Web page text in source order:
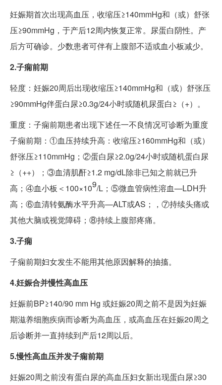
妊娠期首次出现高血压，收缩压≥140mmHg和（或）舒张
压≥90mmHg，于产后12周内恢复正常。尿蛋白阴性。产
后方可确诊。少数患者可伴有上腹部不适或血小板减少。
2.子痫前期
轻度：妊娠20周后出现收缩压≥140mmHg和（或）舒张压
≥90mmHg伴蛋白尿≥0.3g/24小时或随机尿蛋白≥（+）。
重度：子痫前期患者出现下述任一不良情况可诊断为重度
子痫前期：①血压持续升高：收缩压≥160mmHg和（或）
舒张压≥110mmHg；②蛋白尿≥2.0g/24小时或随机蛋白尿
≥（++）；③血清肌酐≥1.2 mg/dL除非已知之前就已升
高；④血小板＜100×109/L；⑤微血管病性溶血—LDH升
高；⑥血清转氨酶水平升高—ALT或AS；，⑦持续头痛或
其他大脑或视觉障碍；⑧持续上腹部疼痛。
3.子痫
子痫前期妇女发生不能用其他原因解释的抽搐。
4.妊娠合并慢性高血压
妊娠前BP≥140/90 mm Hg 或妊娠20周之前不是因为妊娠
期滋养细胞疾病而诊断为高血压，或高血压在妊娠20周之
后诊断并一直持续到产后12周以后。
5.慢性高血压并发子痫前期
妊娠20周之前没有蛋白尿的高血压妇女新出现蛋白尿≥30